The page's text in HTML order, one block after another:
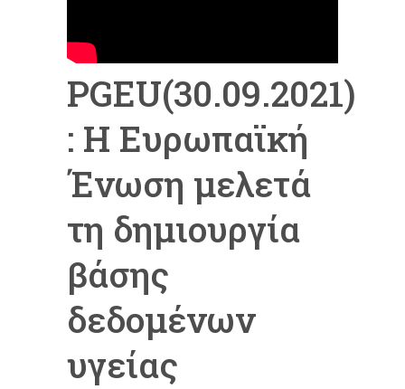
PGEU(30.09.2021)
: Η Ευρωπαϊκή
Ένωση μελετά
τη δημιουργία
βάσης
δεδομένων
υγείας